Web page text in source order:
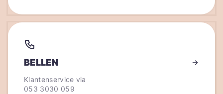
BELLEN
Klantenservice via
053 3030 059